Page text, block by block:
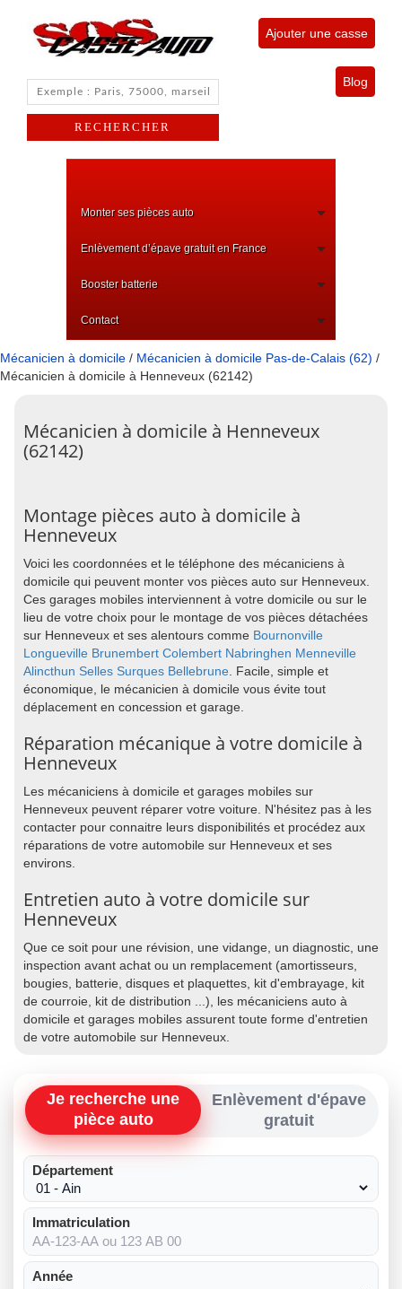
Ajouter une casse
Blog
Monter ses pièces auto
Enlèvement d’épave gratuit en France
Booster batterie
Contact
Mécanicien à domicile / Mécanicien à domicile Pas-de-Calais (62) /
Mécanicien à domicile à Henneveux (62142)
Mécanicien à domicile à Henneveux
(62142)
Montage pièces auto à domicile à
Henneveux
Voici les coordonnées et le téléphone des mécaniciens à
domicile qui peuvent monter vos pièces auto sur Henneveux.
Ces garages mobiles interviennent à votre domicile ou sur le
lieu de votre choix pour le montage de vos pièces détachées
sur Henneveux et ses alentours comme Bournonville
Longueville Brunembert Colembert Nabringhen Menneville
Alincthun Selles Surques Bellebrune. Facile, simple et
économique, le mécanicien à domicile vous évite tout
déplacement en concession et garage.
Réparation mécanique à votre domicile à
Henneveux
Les mécaniciens à domicile et garages mobiles sur
Henneveux peuvent réparer votre voiture. N'hésitez pas à les
contacter pour connaitre leurs disponibilités et procédez aux
réparations de votre automobile sur Henneveux et ses
environs.
Entretien auto à votre domicile sur
Henneveux
Que ce soit pour une révision, une vidange, un diagnostic, une
inspection avant achat ou un remplacement (amortisseurs,
bougies, batterie, disques et plaquettes, kit d'embrayage, kit
de courroie, kit de distribution ...), les mécaniciens auto à
domicile et garages mobiles assurent toute forme d'entretien
de votre automobile sur Henneveux.
Je recherche une
pièce auto
Enlèvement d'épave
gratuit
Département
Immatriculation
Année